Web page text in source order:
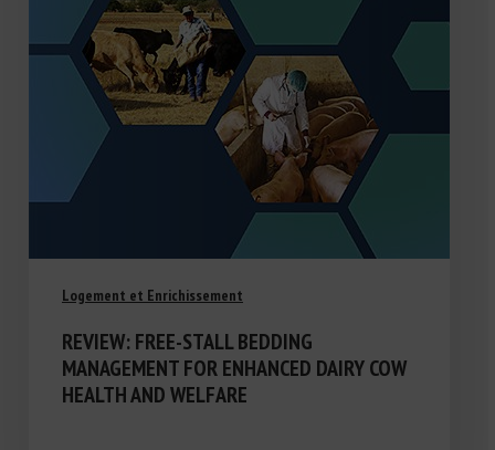
Logement et Enrichissement
REVIEW: FREE-STALL BEDDING
MANAGEMENT FOR ENHANCED DAIRY COW
HEALTH AND WELFARE